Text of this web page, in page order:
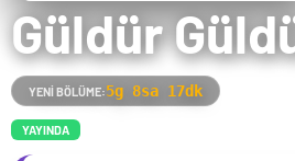
Güldür
YENI BÖLÜME:5g 8sa 17dk
YAYINDA